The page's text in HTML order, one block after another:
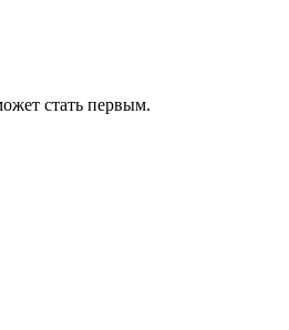
стать первым.